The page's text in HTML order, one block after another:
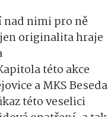
nimi pro ně
originalita hraje
této akce
a MKS Beseda
této veselici